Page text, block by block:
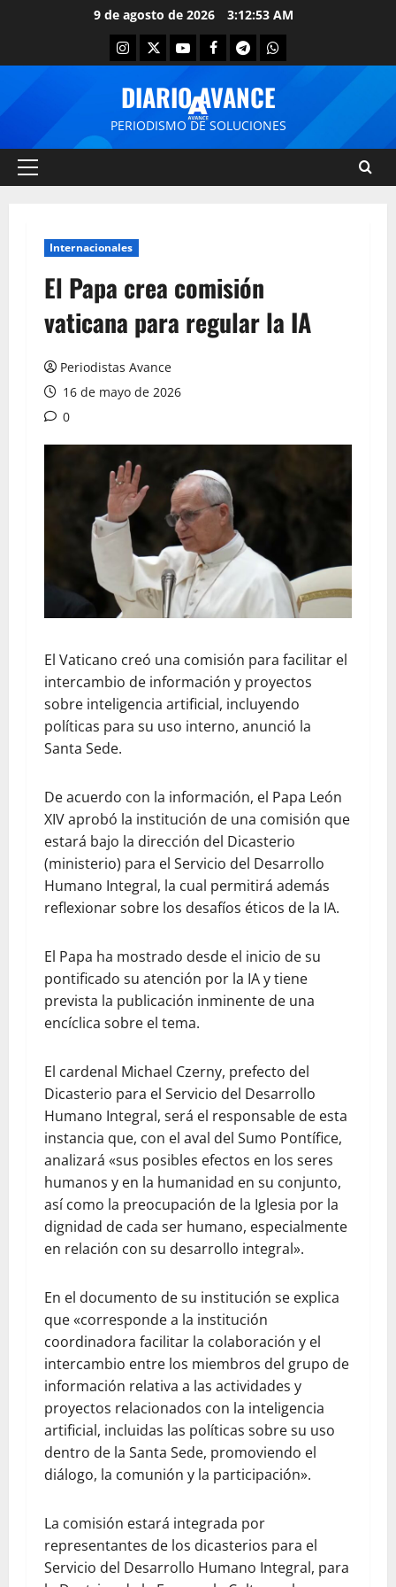
9 de agosto de 2026 3:12:53 AM
DIARIO AVANCE
PERIODISMO DE SOLUCIONES
Internacionales
El Papa crea comisión
vaticana para regular la IA
Periodistas Avance
16 de mayo de 2026
0
El Vaticano creó una comisión para facilitar el
intercambio de información y proyectos
sobre inteligencia artificial, incluyendo
políticas para su uso interno, anunció la
Santa Sede.
De acuerdo con la información, el Papa León
XIV aprobó la institución de una comisión que
estará bajo la dirección del Dicasterio
(ministerio) para el Servicio del Desarrollo
Humano Integral, la cual permitirá además
reflexionar sobre los desafíos éticos de la IA.
El Papa ha mostrado desde el inicio de su
pontificado su atención por la IA y tiene
prevista la publicación inminente de una
encíclica sobre el tema.
El cardenal Michael Czerny, prefecto del
Dicasterio para el Servicio del Desarrollo
Humano Integral, será el responsable de esta
instancia que, con el aval del Sumo Pontífice,
analizará «sus posibles efectos en los seres
humanos y en la humanidad en su conjunto,
así como la preocupación de la Iglesia por la
dignidad de cada ser humano, especialmente
en relación con su desarrollo integral».
En el documento de su institución se explica
que «corresponde a la institución
coordinadora facilitar la colaboración y el
intercambio entre los miembros del grupo de
información relativa a las actividades y
proyectos relacionados con la inteligencia
artificial, incluidas las políticas sobre su uso
dentro de la Santa Sede, promoviendo el
diálogo, la comunión y la participación».
La comisión estará integrada por
representantes de los dicasterios para el
Servicio del Desarrollo Humano Integral, para